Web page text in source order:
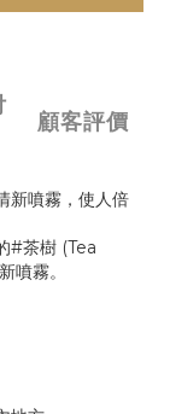
顧客評價
新噴霧，使人倍
#茶樹 (Tea
噴霧。